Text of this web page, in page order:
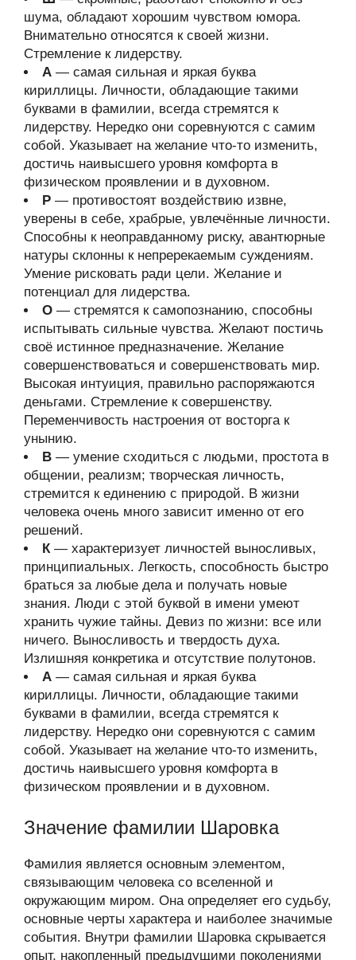
шума, обладают хорошим чувством юмора.
Внимательно относятся к своей жизни.
Стремление к лидерству.
А — самая сильная и яркая буква
кириллицы. Личности, обладающие такими
буквами в фамилии, всегда стремятся к
лидерству. Нередко они соревнуются с самим
собой. Указывает на желание что-то изменить,
достичь наивысшего уровня комфорта в
физическом проявлении и в духовном.
Р — противостоят воздействию извне,
уверены в себе, храбрые, увлечённые личности.
Способны к неоправданному риску, авантюрные
натуры склонны к непререкаемым суждениям.
Умение рисковать ради цели. Желание и
потенциал для лидерства.
О — стремятся к самопознанию, способны
испытывать сильные чувства. Желают постичь
своё истинное предназначение. Желание
совершенствоваться и совершенствовать мир.
Высокая интуиция, правильно распоряжаются
деньгами. Стремление к совершенству.
Переменчивость настроения от восторга к
унынию.
В — умение сходиться с людьми, простота в
общении, реализм; творческая личность,
стремится к единению с природой. В жизни
человека очень много зависит именно от его
решений.
К— характеризует личностей выносливых,
принципиальных. Легкость, способность быстро
браться за любые дела и получать новые
знания. Люди с этой буквой в имени умеют
хранить чужие тайны. Девиз по жизни: все или
ничего. Выносливость и твердость духа.
Излишняя конкретика и отсутствие полутонов.
А — самая сильная и яркая буква
кириллицы. Личности, обладающие такими
буквами в фамилии, всегда стремятся к
лидерству. Нередко они соревнуются с самим
собой. Указывает на желание что-то изменить,
достичь наивысшего уровня комфорта в
физическом проявлении и в духовном.
Значение фамилии Шаровка
Фамилия является основным элементом,
связывающим человека со вселенной и
окружающим миром. Она определяет его судьбу,
основные черты характера и наиболее значимые
события. Внутри фамилии Шаровка скрывается
опыт, накопленный предыдущими поколениями